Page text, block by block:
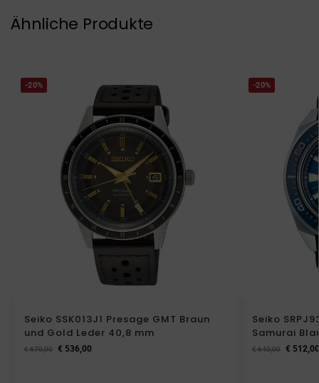
Ähnliche Produkte
-20%
Seiko SSK013J1 Presage GMT Braun
und Gold Leder 40,8 mm
€670,00 € 536,00
-20%
Seiko
Samurai
€640,00 € 512,00